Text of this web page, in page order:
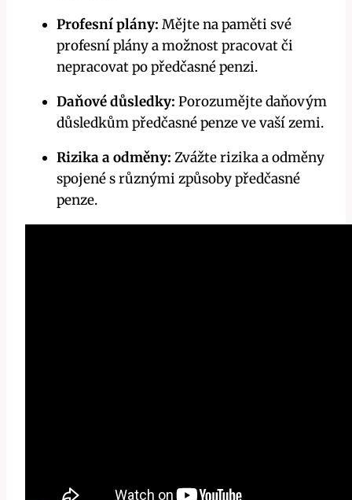
Profesní plány: Mějte na paměti své
profesní plány a možnost pracovat či
nepracovat po předčasné penzi.
Daňové důsledky: Porozumějte daňovým
důsledkům předčasné penze ve vaší zemi.
Rizika a odměny: Zvážte rizika a odměny
spojené s různými způsoby předčasné
penze.